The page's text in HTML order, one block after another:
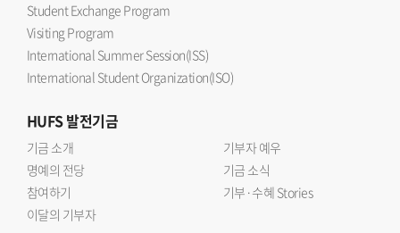
Student Exchange Program
Visiting Program
International Summer Session(ISS)
International Student Organization(ISO)
HUFS발전기금
기금 소개
기부자 예우
명예의 전당
기금 소식
참여하기
기부·수혜 Stories
이달의 기부자